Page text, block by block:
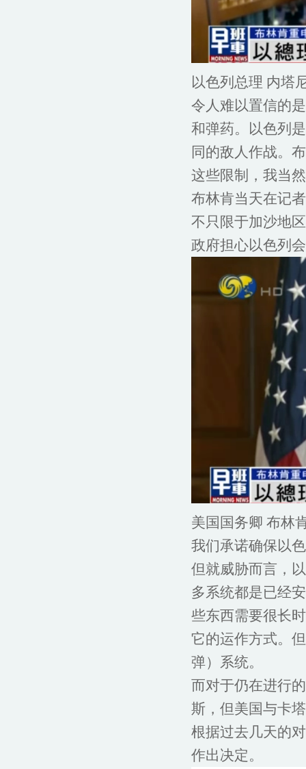
以色列总理 内塔
令人难以置信的
和弹药。以色列
同的敌人作战。
这些限制，我当
布林肯当天在记
不只限于加沙地
政府担心以色列
美国国务卿 布林
我们承诺确保以
但就威胁而言，
多系统都是已经
些东西需要很长
它的运作方式。
弹）系统。
而对于仍在进行
斯，但美国与卡
根据过去几天的
作出决定。